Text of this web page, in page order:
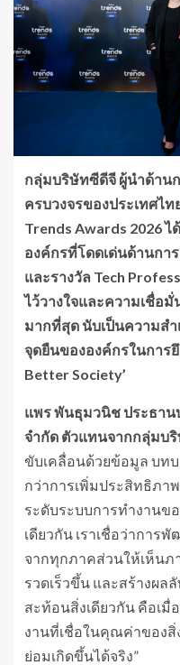
กลุ่มบริษัทซีดีจี ผู้นำด้าน
ครบวงจรของประเทศไท
Trends Awards 2026
องค์กรที่โดดเด่นด้านกา
และรางวัล Tech
ไว้วางใจและความเชื่อ
มากที่สุด นับเป็นความส
จุดยืนขององค์กรในการ
Better Society’
แพร พันธุมวนิช ประธาน
จำกัด ตัวแทนจากกลุ่มบริ
ขับเคลื่อนด้วยข้อมูล บท
กว่าการเพิ่มประสิทธิภา
ระดับระบบการทำงานข
เดียวกัน เราเชื่อว่าการ
จากทุกภาคส่วนให้เห็นภ
รวดเร็วขึ้น และสร้างผล
สะท้อนสิ่งเดียวกัน คือเมื่
งานที่เชื่อในคุณค่าของสิ่
ย่อมเกิดขึ้นได้จริง”